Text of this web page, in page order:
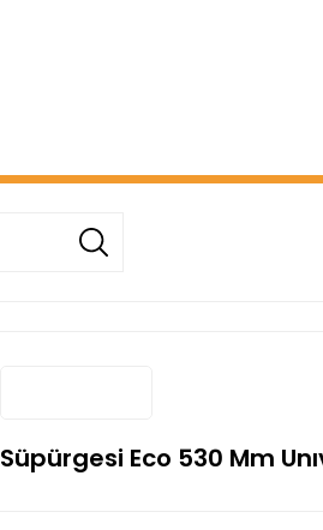
Süpürgesi Eco 530 Mm